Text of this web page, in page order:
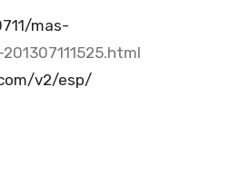
mas-
v2/esp/